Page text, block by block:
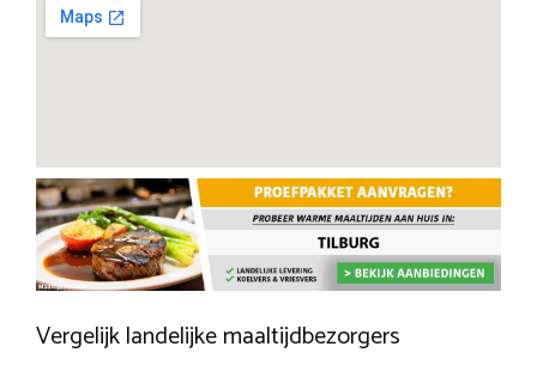
Vergelijk landelijke maaltijdbezorgers